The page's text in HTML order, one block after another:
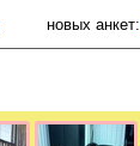
новых анкет: